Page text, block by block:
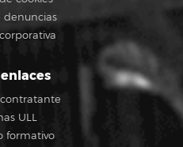
denuncias
ULL
formativo